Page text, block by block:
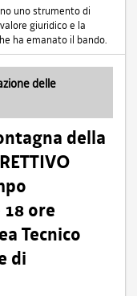
uno strumento di
giuridico e la
ha emanato il bando.
delle
della
ore
Tecnico
di